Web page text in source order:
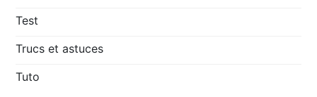
Test
Trucs et astuces
Tuto